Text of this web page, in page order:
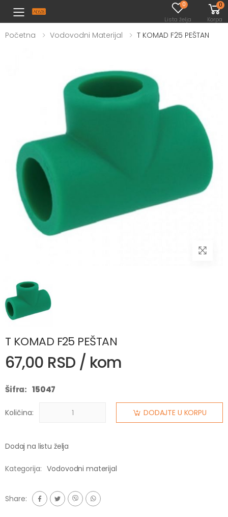
Toggle mobile menu
0
Lista želja
0
Korpa
Početna Vodovodni Materijal T KOMAD F25 PEŠTAN
T KOMAD F25 PEŠTAN
67,00 RSD / kom
Šifra: 15047
Količina: DODAJTE U KORPU
Dodaj na listu želja
Kategorija: Vodovodni materijal
Share: